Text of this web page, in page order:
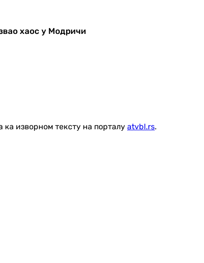
хаос у Модричи
ка изворном тексту на порталу atvbl.rs.